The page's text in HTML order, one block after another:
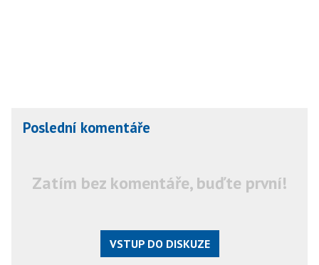
Poslední komentáře
Zatím bez komentáře, buďte první!
VSTUP DO DISKUZE